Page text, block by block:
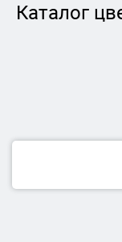
Каталог